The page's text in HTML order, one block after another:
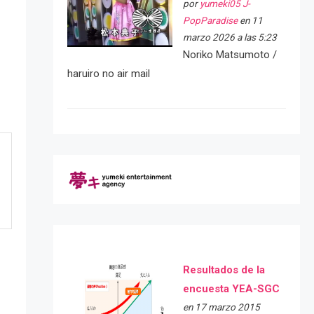
por yumeki05 J-
PopParadiseen 11
marzo 2026 a las 5:23
Noriko Matsumoto /
haruiro no air mail
Resultados de la
encuesta YEA-SGC
en 17 marzo 2015